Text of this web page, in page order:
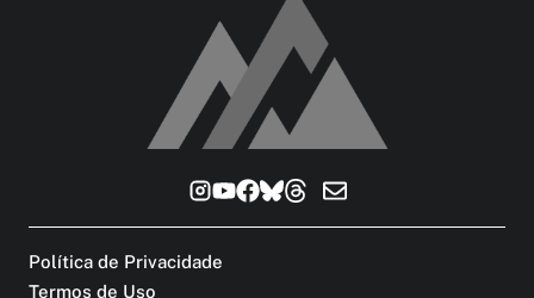
Política de Privacidade
Termos de Uso